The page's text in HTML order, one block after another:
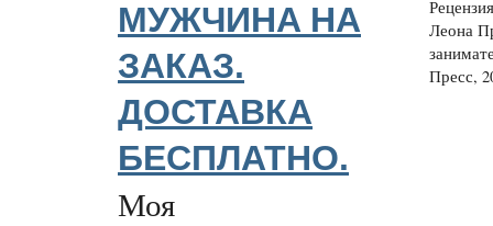
МУЖЧИНA НА
ЗАКАЗ.
ДОСТАВКА
БЕСПЛАТНО.
Моя
Леона
Пресс,